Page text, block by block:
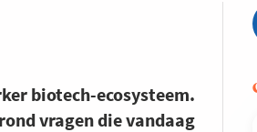
biotech-ecosysteem.
vragen die vandaag